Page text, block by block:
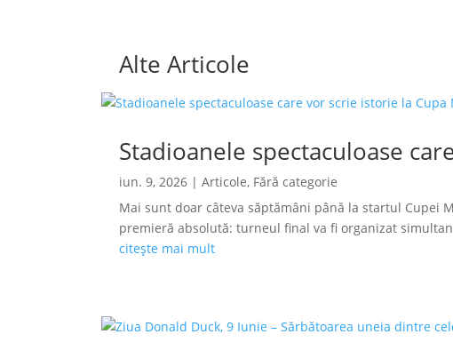
Alte Articole
Stadioanele spectaculoase
iun. 9, 2026 |Articole, Fără categorie
Mai sunt doar câteva săptămâni până la startul Cupei
premieră absolută: turneul final va fi organizat
citește mai mult